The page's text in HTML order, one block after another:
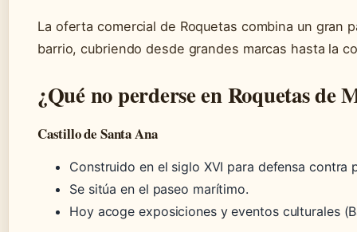
La oferta comercial de Roquetas combina un gran
barrio, cubriendo desde grandes marcas hasta la
¿Qué no perderse en Roquetas de
Castillo de Santa Ana
Construido en el siglo XVI para defensa contra
Se sitúa en el paseo marítimo.
Hoy acoge exposiciones y eventos culturales